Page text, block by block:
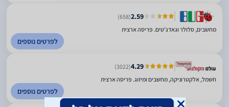
2.59
(658)
מחשבים, סלולר וגאדג'טים. פריסה ארצית
לפרטים נוספים
4.29
(3022)
חשמל, אלקטרוניקה, מחשבים ומיזוג. פריסה ארצית
לפרטים נוספים